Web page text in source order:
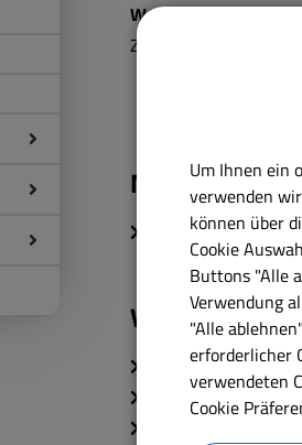
Weitere
Zimmer:
Mitarbeiter
Team 214 -
Betreuung und
Eltern- und
Erziehung in der
Um Ihnen ein
verwenden
können über
Cookie
Buttons "Alle
Verwendung
"Alle
erforderlicher
verwendeten
Cookie